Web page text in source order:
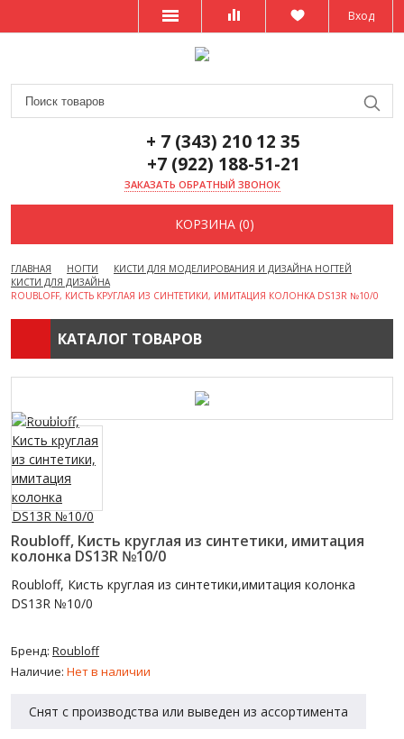
Вход
+ 7 (343) 210 12 35
+7 (922) 188-51-21
ЗАКАЗАТЬ ОБРАТНЫЙ ЗВОНОК
КОРЗИНА (0)
ГЛАВНАЯ НОГТИ
КИСТИ ДЛЯ МОДЕЛИРОВАНИЯ И ДИЗАЙНА НОГТЕЙ
КИСТИ ДЛЯ ДИЗАЙНА
ROUBLOFF, КИСТЬ КРУГЛАЯ ИЗ СИНТЕТИКИ, ИМИТАЦИЯ КОЛОНКА DS13R №10/0
КАТАЛОГ ТОВАРОВ
Roubloff, Кисть круглая из синтетики, имитация
колонка DS13R №10/0
Roubloff, Кисть круглая из синтетики,имитация колонка
DS13R №10/0
Бренд: Roubloff
Наличие: Нет в наличии
Снят с производства или выведен из ассортимента